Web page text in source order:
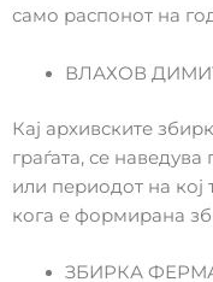
само распонот на
ВЛАХОВ
Кај архивските
граѓата, се
или периодот на кој
кога е формирана
ЗБИРКА